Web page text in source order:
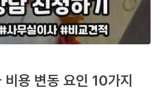
용 변동 요인 10가지